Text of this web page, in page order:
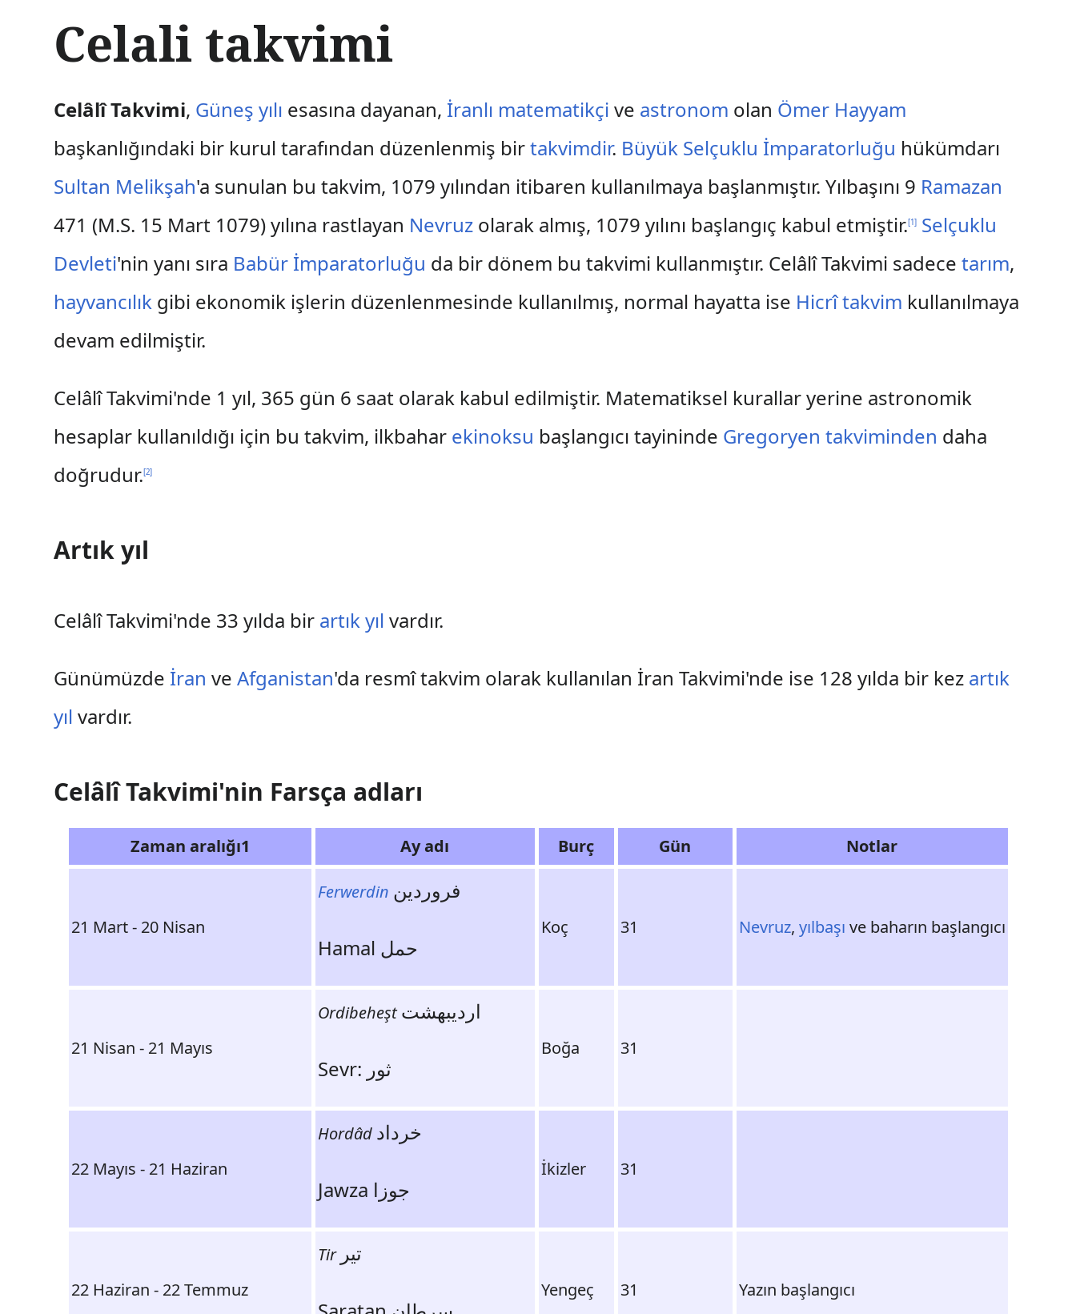
e
r
e
t
a
Celali takvimi
Celâlî Takvimi, Güneş yılı esasına dayanan, İranlı matematikçi ve astronom olan Ömer Hayyam
başkanlığındaki bir kurul tarafından düzenlenmiş birtakvimdir. Büyük Selçuklu İmparatorluğu hükümdarı
Sultan Melikşah'a sunulan bu takvim, 1079 yılından itibaren kullanılmaya başlanmıştır. Yılbaşını 9 Ramazan
471 (M.S. 15 Mart 1079) yılına rastlayan Nevruz olarak almış, 1079 yılını başlangıç kabul etmiştir.[1] Selçuklu
Devleti'nin yanı sıra Babür İmparatorluğu da bir dönem bu takvimi kullanmıştır. Celâlî Takvimi sadecetarım,
hayvancılık gibi ekonomik işlerin düzenlenmesinde kullanılmış, normal hayatta ise Hicrî takvim kullanılmaya
devam edilmiştir.
Celâlî Takvimi'nde 1 yıl, 365 gün 6 saat olarak kabul edilmiştir. Matematiksel kurallar yerine astronomik
hesaplar kullanıldığı için bu takvim, ilkbahar ekinoksu başlangıcı tayininde Gregoryen takviminden daha
doğrudur.[2]
Artık yıl
Celâlî Takvimi'nde 33 yılda bir artık yıl vardır.
Günümüzde İran veAfganistan'da resmî takvim olarak kullanılan İran Takvimi'nde ise 128 yılda bir kez artık
yıl vardır.
Celâlî Takvimi'nin Farsça adları
Zaman aralığı1 Ay adı Burç Gün Notlar
21 Mart - 20 Nisan
Ferwerdin فروردین
Hamal حمل
Koç 31 Nevruz, yılbaşı ve baharın başlangıcı
21 Nisan - 21 Mayıs
Ordibeheşt اردیبهشت
Sevr: ثور
Boğa 31
22 Mayıs - 21 Haziran
Hordâd خرداد
Jawza جوزا
İkizler 31
22 Haziran - 22 Temmuz
Tir تیر
Yengeç 31 Yazın başlangıcı